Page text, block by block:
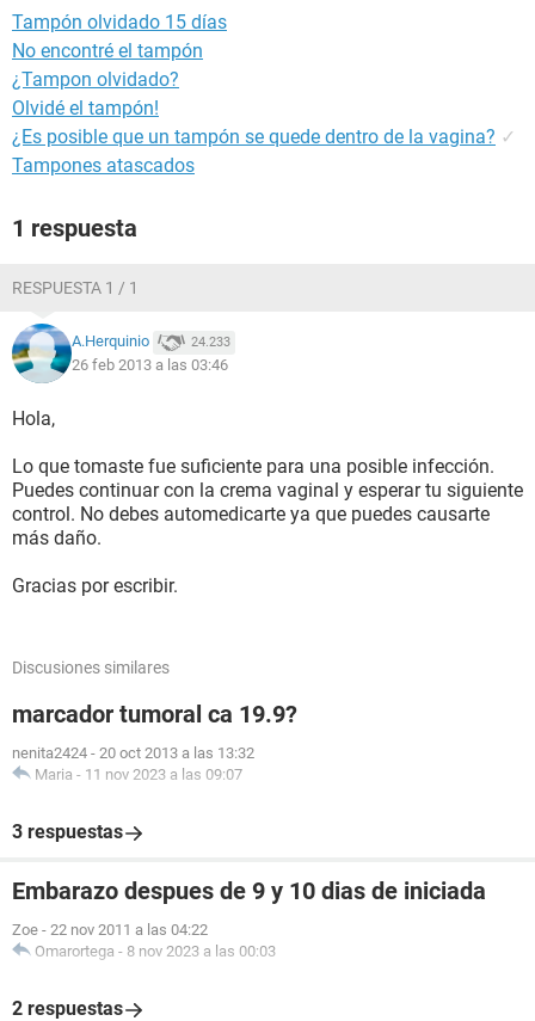
Tampón olvidado 15 días
No encontré el tampón
¿Tampon olvidado?
Olvidé el tampón!
¿Es posible que un tampón se quede dentro de la vagina? ✓
Tampones atascados
1 respuesta
RESPUESTA 1 / 1
A.Herquinio 24.233
26 feb 2013 a las 03:46
Hola,
Lo que tomaste fue suficiente para una posible infección.
Puedes continuar con la crema vaginal y esperar tu siguiente
control. No debes automedicarte ya que puedes causarte
más daño.
Gracias por escribir.
Discusiones similares
marcador tumoral ca 19.9?
nenita2424 - 20 oct 2013 a las 13:32
Maria - 11 nov 2023 a las 09:07
3 respuestas
Embarazo despues de 9 y 10 dias de iniciada
Zoe - 22 nov 2011 a las 04:22
Omarortega - 8 nov 2023 a las 00:03
2 respuestas